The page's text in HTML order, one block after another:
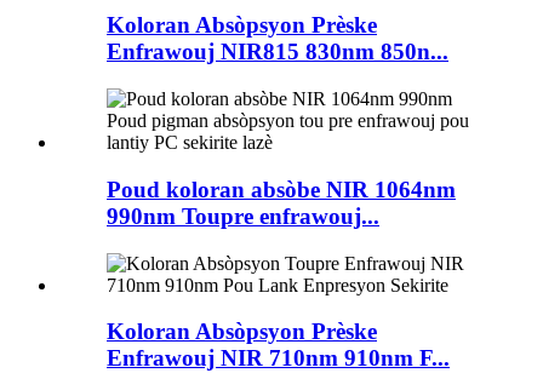
Koloran Absòpsyon Prèske
Enfrawouj NIR815 830nm 850n...
Poud koloran absòbe NIR 1064nm
990nm Toupre enfrawouj...
Koloran Absòpsyon Prèske
Enfrawouj NIR 710nm 910nm F...